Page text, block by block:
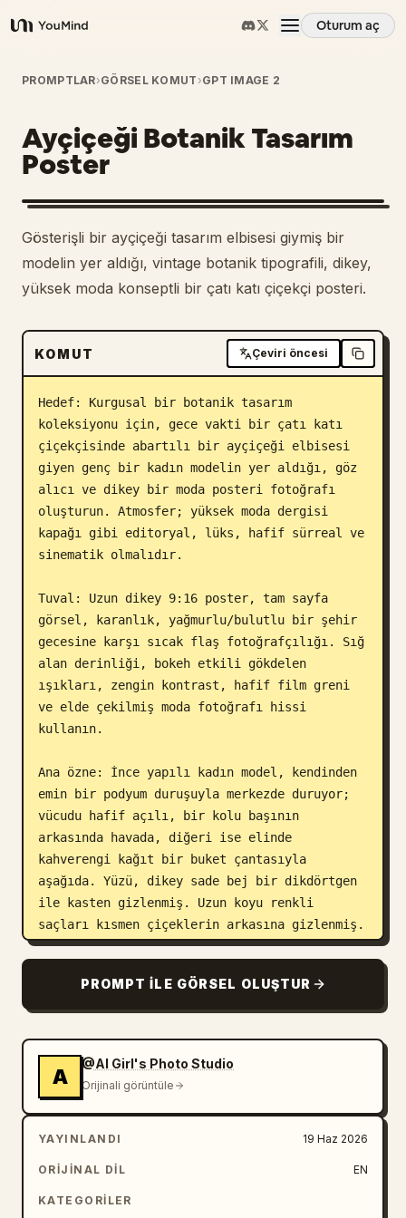
YouMind
Oturum aç
Genel Bakış
Kullanım Senaryoları
Beceriler
İstemler
İndir
Blog
Güncellemeler
PROMPTLAR›GÖRSEL KOMUT ›GPT IMAGE 2
Ayçiçeği Botanik Tasarım
Poster
Gösterişli bir ayçiçeği tasarım elbisesi giymiş bir
modelin yer aldığı, vintage botanik tipografili, dikey,
yüksek moda konseptli bir çatı katı çiçekçi posteri.
KOMUT Çeviri öncesi
Hedef: Kurgusal bir botanik tasarım
koleksiyonu için, gece vakti bir çatı katı
çiçekçisinde abartılı bir ayçiçeği elbisesi
giyen genç bir kadın modelin yer aldığı, göz
alıcı ve dikey bir moda posteri fotoğrafı
oluşturun. Atmosfer; yüksek moda dergisi
kapağı gibi editoryal, lüks, hafif sürreal ve
sinematik olmalıdır.
Tuval: Uzun dikey 9:16 poster, tam sayfa
görsel, karanlık, yağmurlu/bulutlu bir şehir
gecesine karşı sıcak flaş fotoğrafçılığı. Sığ
alan derinliği, bokeh etkili gökdelen
ışıkları, zengin kontrast, hafif film greni
ve elde çekilmiş moda fotoğrafı hissi
kullanın.
Ana özne: İnce yapılı kadın model, kendinden
emin bir podyum duruşuyla merkezde duruyor;
vücudu hafif açılı, bir kolu başının
arkasında havada, diğeri ise elinde
kahverengi kağıt bir buket çantasıyla
aşağıda. Yüzü, dikey sade bej bir dikdörtgen
ile kasten gizlenmiş. Uzun koyu renkli
saçları kısmen çiçeklerin arkasına gizlenmiş.
Cildi doğrudan flaşla yumuşak bir şekilde
ayçiçekleri, altın saplar, sarı taç
yapraklar, küçük çiçekler, boncuk işleri ve
botanik tasarım mini elbisedir.
Ayçiçeği öğeleri: Tam olarak 9 belirgin
ayçiçeği başı gösterin: Sol üstte modelin
saçının yanında 2 büyük ayçiçeği, göğsünün
merkezini kaplayan 1 çok büyük ayçiçeği, sağ
ayçiçeği, bel merkezinde 1 ayçiçeği, eteğin
PROMPT ILE GÖRSEL OLUŞTUR
A
@AI Girl's Photo Studio
Orijinali görüntüle
YAYINLANDI 19 Haz 2026
ORIJINAL DIL EN
KATEGORILER